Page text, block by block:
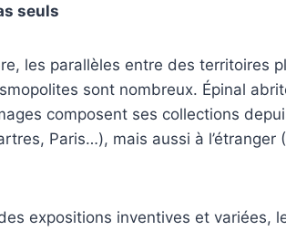
seuls
les parallèles entre des territoires
sont nombreux. Épinal
composent ses collections
Paris…), mais aussi à l’étranger
expositions inventives et variées,